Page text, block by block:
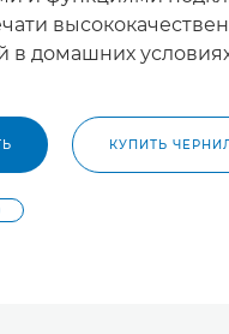
в домашних
КУПИТЬ